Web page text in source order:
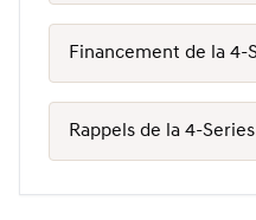
Financement de la 4-
Rappels de la 4-